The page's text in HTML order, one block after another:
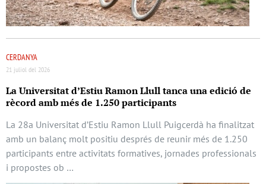
CERDANYA
21 juliol del 2026
La Universitat d’Estiu Ramon Llull tanca una edició de
rècord amb més de 1.250 participants
La 28a Universitat d’Estiu Ramon Llull Puigcerdà ha finalitzat
amb un balanç molt positiu després de reunir més de 1.250
participants entre activitats formatives, jornades professionals
i propostes ob …